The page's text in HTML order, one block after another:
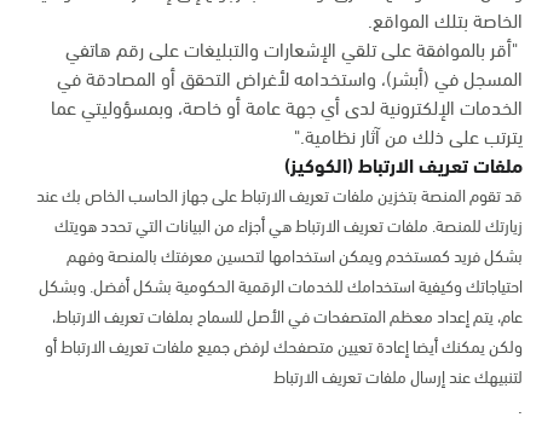
الخاصة بتلك المواقع.
"أقر بالموافقة على تلقي الإشعارات والتبليغات على رقم هاتفي
المسجل في (أبشر)، واستخدامه لأغراض التحقق أو المصادقة في
الخدمات الإلكترونية لدى أي جهة عامة أو خاصة، وبمسؤوليتي عما
يترتب على ذلك من آثار نظامية."
ملفات تعريف الارتباط (الكوكيز)
قد تقوم المنصة بتخزين ملفات تعريف الارتباط على جهاز الحاسب الخاص بك عند
زيارتك للمنصة. ملفات تعريف الارتباط هي أجزاء من البيانات التي تحدد هويتك
بشكل فريد كمستخدم ويمكن استخدامها لتحسين معرفتك بالمنصة وفهم
احتياجاتك وكيفية استخدامك للخدمات الرقمية الحكومية بشكل أفضل. وبشكل
عام، يتم إعداد معظم المتصفحات في الأصل للسماح بملفات تعريف الارتباط،
ولكن يمكنك أيضا إعادة تعيين متصفحك لرفض جميع ملفات تعريف الارتباط أو
لتنبيهك عند إرسال ملفات تعريف الارتباط
.